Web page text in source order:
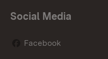
Social Media
Facebook